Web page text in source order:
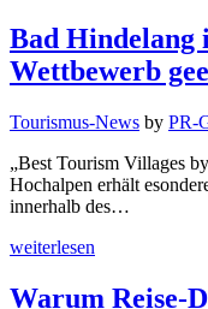
Bad Hindelang
Wettbewerb
Tourismus-News by PR-
„Best Tourism Villages
Hochalpen erhält
innerhalb des…
weiterlesen
Warum Reise-